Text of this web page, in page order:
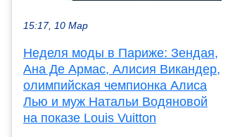
15:17, 10 Мар
Неделя моды в Париже: Зендая,
Ана Де Армас, Алисия Викандер,
олимпийская чемпионка Алиса
Лью и муж Натальи Водяновой
на показе Louis Vuitton